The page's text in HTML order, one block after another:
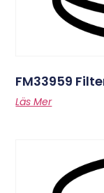
FM33959
Läs Mer